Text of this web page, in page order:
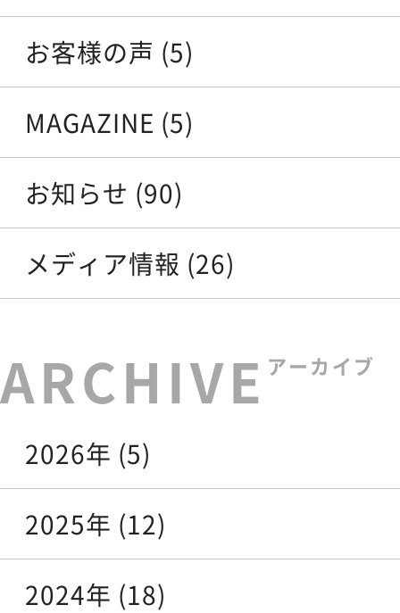
お客様の声 (5)
MAGAZINE (5)
お知らせ (90)
メディア情報 (26)
アーカイブ
2026年 (5)
2025年 (12)
2024年 (18)